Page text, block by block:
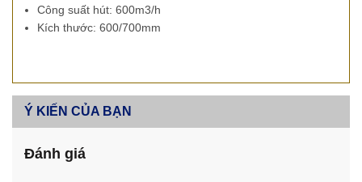
Công suất hút: 600m3/h
Kích thước: 600/700mm
Ý KIẾN CỦA BẠN
Đánh giá